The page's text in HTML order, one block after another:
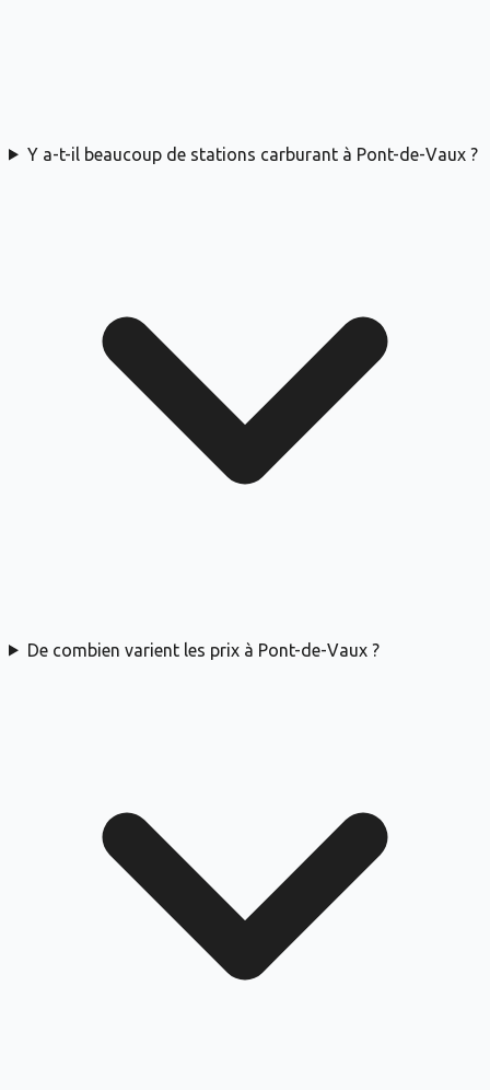
Y a-t-il beaucoup de stations carburant à Pont-de-Vaux ?
De combien varient les prix à Pont-de-Vaux ?